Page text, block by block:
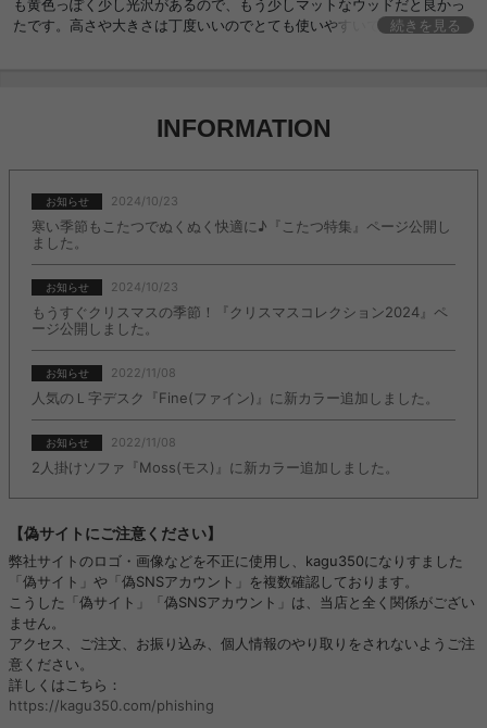
も黄色っぽく少し光沢があるので、もう少しマットなウッドだと良かっ
たです。高さや大きさは丁度いいのでとても使いやすいです！お値段も
続きを見る
INFORMATION
お知らせ 2024/10/23
寒い季節もこたつでぬくぬく快適に♪『こたつ特集』ページ公開し
ました。
お知らせ 2024/10/23
もうすぐクリスマスの季節！『クリスマスコレクション2024』ペ
ージ公開しました。
お知らせ 2022/11/08
人気のＬ字デスク『Fine(ファイン)』に新カラー追加しました。
お知らせ 2022/11/08
2人掛けソファ『Moss(モス)』に新カラー追加しました。
【偽サイトにご注意ください】
弊社サイトのロゴ・画像などを不正に使用し、kagu350になりすました
「偽サイト」や「偽SNSアカウント」を複数確認しております。
こうした「偽サイト」「偽SNSアカウント」は、当店と全く関係がござい
ません。
アクセス、ご注文、お振り込み、個人情報のやり取りをされないようご注
意ください。
詳しくはこちら：
https://kagu350.com/phishing